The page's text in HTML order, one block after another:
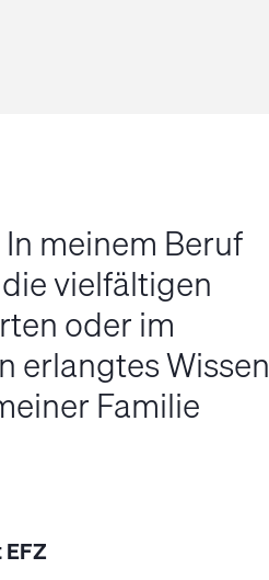
meinem Beruf
vielfältigen
oder im
erlangtes Wissen
Familie